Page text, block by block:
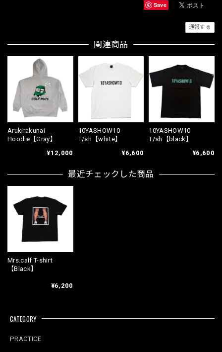
Save
通報する
関連商品
Arukirakunai
Hoodie【Gray】
¥12,000
10YASHOW10
T/sh【white】
¥6,600
10YASHOW10
T/sh【black】
¥6,600
最近チェックした商品
Mrs.calf T-shirt
【Black】
¥6,200
CATEGORY
PRACTICE